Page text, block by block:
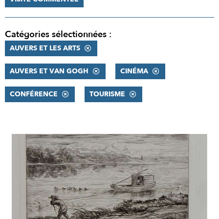
Catégories sélectionnées :
AUVERS ET LES ARTS
AUVERS ET VAN GOGH CINÉMA
CONFÉRENCE TOURISME
RÉSULTATS